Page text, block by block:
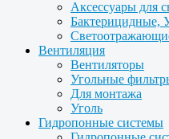
Аксессуары для
Бактерицидные,
Вентиляция
Вентиляторы
Угольные
Для монтажа
Уголь
Гидропонные системы